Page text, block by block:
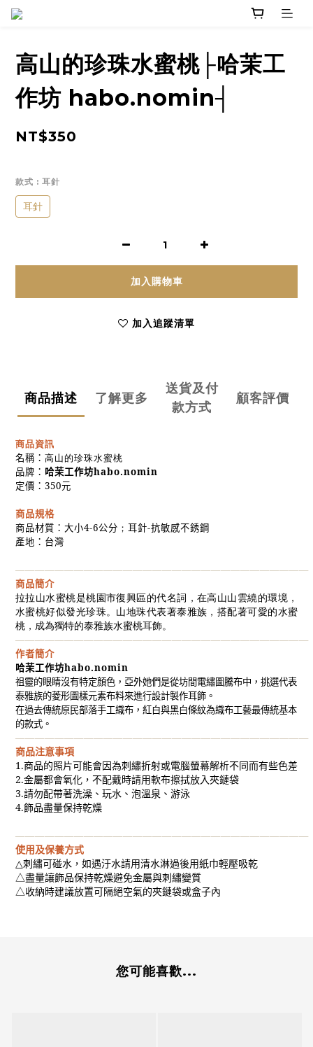
高山的珍珠水蜜桃├哈茉工
作坊 habo.nomin┤
NT$350
款式 : 耳針
耳針
加入購物車
加入追蹤清單
商品描述 了解更多
送貨及付
款方式
顧客評價
商品資訊
名稱： 高山的珍珠水蜜桃
品牌： 哈茉工作坊habo.nomin
定價： 350元
商品規格
商品材質：大小4-6公分 ； 耳針-抗敏感不銹鋼
產地：台灣
——————————————————————————————
商品簡介
拉拉山水蜜桃是桃園市復興區的代名詞，在高山山雲繞的環境，
水蜜桃好似發光珍珠。山地珠代表著泰雅族，搭配著可愛的水蜜
桃，成為獨特的泰雅族水蜜桃耳飾。
——————————————————————————————
作者簡介
哈茉工作坊habo.nomin
祖靈的眼睛沒有特定顏色，亞外她們是從坊間電繡圖騰布中，挑選代表
泰雅族的菱形圖樣元素布料來進行設計製作耳飾。
在過去傳統原民部落手工織布，紅白與黑白條紋為織布工藝最傳統基本
的款式。
——————————————————————————————
商品注意事項
1.商品的照片可能會因為刺繡折射或電腦螢幕解析不同而有些色差
2.金屬都會氧化，不配戴時請用軟布擦拭放入夾鏈袋
3.請勿配帶著洗澡、玩水、泡溫泉、游泳
4.飾品盡量保持乾燥
——————————————————————————————
使用及保養方式
△刺繡可碰水，如遇汙水請用清水淋過後用紙巾輕壓吸乾
△盡量讓飾品保持乾燥避免金屬與刺繡變質
△收納時建議放置可隔絕空氣的夾鏈袋或盒子內
您可能喜歡...